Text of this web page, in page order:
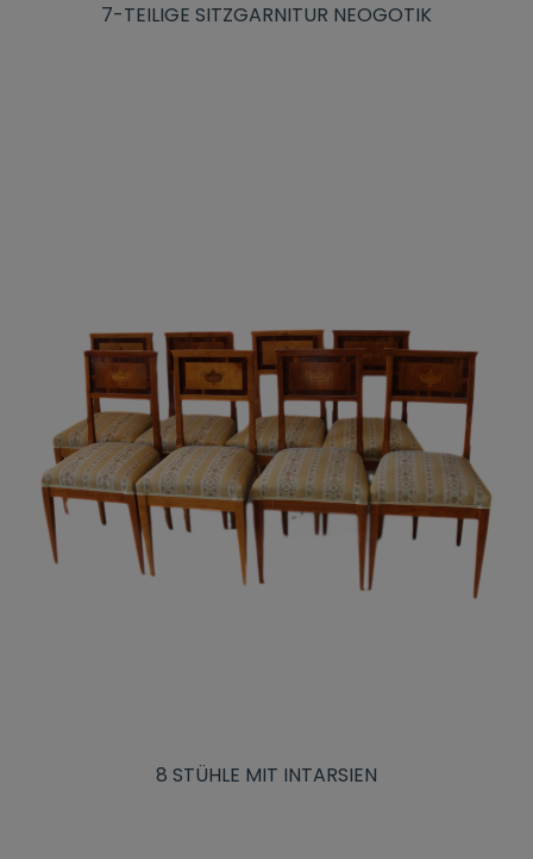
7-TEILIGE SITZGARNITUR NEOGOTIK
8 STÜHLE MIT INTARSIEN